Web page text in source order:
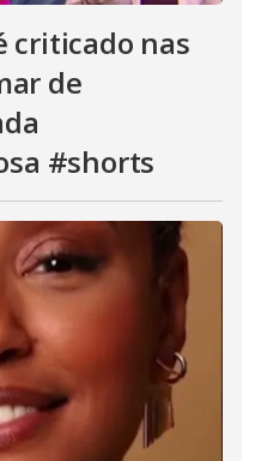
criticado nas
de
#shorts